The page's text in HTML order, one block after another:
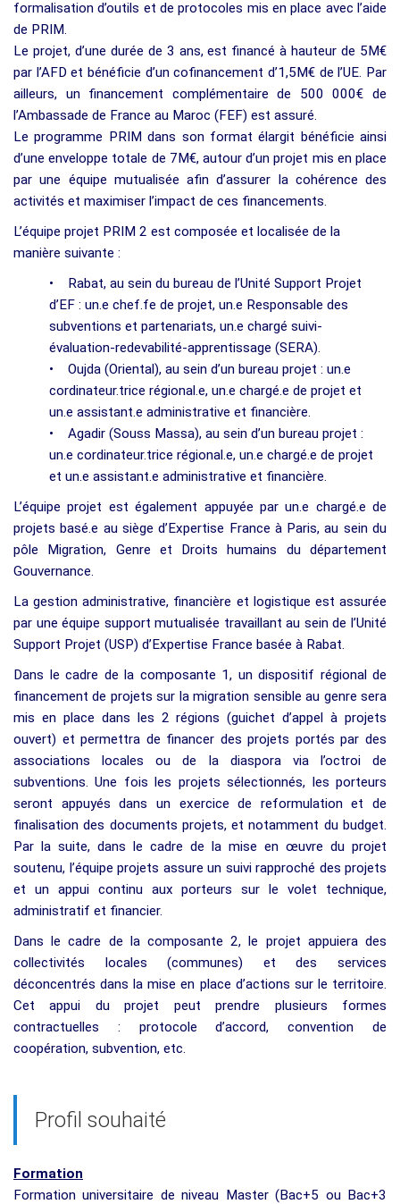
formalisation d’outils et de protocoles mis en place avec l’aide
de PRIM.
Le projet, d’une durée de 3 ans, est financé à hauteur de 5M€
par l’AFD et bénéficie d’un cofinancement d’1,5M€ de l’UE. Par
ailleurs, un financement complémentaire de 500 000€ de
l’Ambassade de France au Maroc (FEF) est assuré.
Le programme PRIM dans son format élargit bénéficie ainsi
d’une enveloppe totale de 7M€, autour d’un projet mis en place
par une équipe mutualisée afin d’assurer la cohérence des
activités et maximiser l’impact de ces financements.
L’équipe projet PRIM 2 est composée et localisée de la
manière suivante :
• Rabat, au sein du bureau de l’Unité Support Projet
d’EF : un.e chef.fe de projet, un.e Responsable des
subventions et partenariats, un.e chargé suivi-
évaluation-redevabilité-apprentissage (SERA).
• Oujda (Oriental), au sein d’un bureau projet : un.e
cordinateur.trice régional.e, un.e chargé.e de projet et
un.e assistant.e administrative et financière.
• Agadir (Souss Massa), au sein d’un bureau projet :
un.e cordinateur.trice régional.e, un.e chargé.e de projet
et un.e assistant.e administrative et financière.
L’équipe projet est également appuyée par un.e chargé.e de
projets basé.e au siège d’Expertise France à Paris, au sein du
pôle Migration, Genre et Droits humains du département
Gouvernance.
La gestion administrative, financière et logistique est assurée
par une équipe support mutualisée travaillant au sein de l’Unité
Support Projet (USP) d’Expertise France basée à Rabat.
Dans le cadre de la composante 1, un dispositif régional de
financement de projets sur la migration sensible au genre sera
mis en place dans les 2 régions (guichet d’appel à projets
ouvert) et permettra de financer des projets portés par des
associations locales ou de la diaspora via l’octroi de
subventions. Une fois les projets sélectionnés, les porteurs
seront appuyés dans un exercice de reformulation et de
finalisation des documents projets, et notamment du budget.
Par la suite, dans le cadre de la mise en œuvre du projet
soutenu, l’équipe projets assure un suivi rapproché des projets
et un appui continu aux porteurs sur le volet technique,
administratif et financier.
Dans le cadre de la composante 2, le projet appuiera des
collectivités locales (communes) et des services
déconcentrés dans la mise en place d’actions sur le territoire.
Cet appui du projet peut prendre plusieurs formes
contractuelles : protocole d’accord, convention de
coopération, subvention, etc.
Profil souhaité
Formation
Formation universitaire de niveau Master (Bac+5 ou Bac+3